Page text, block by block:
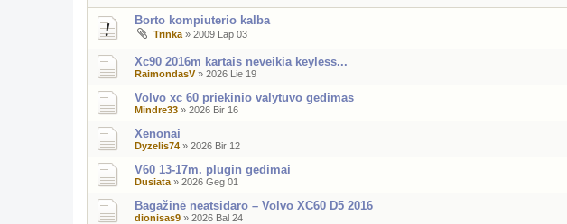
Borto kompiuterio kalba
Trinka » 2009 Lap 03
Xc90 2016m kartais neveikia keyless...
RaimondasV» 2026 Lie 19
Volvo xc 60 priekinio valytuvo gedimas
Mindre33 » 2026 Bir 16
Xenonai
Dyzelis74 » 2026 Bir 12
V60 13-17m. plugin gedimai
Dusiata » 2026 Geg 01
Bagažinė neatsidaro – Volvo XC60 D5 2016
dionisas9 » 2026 Bal 24